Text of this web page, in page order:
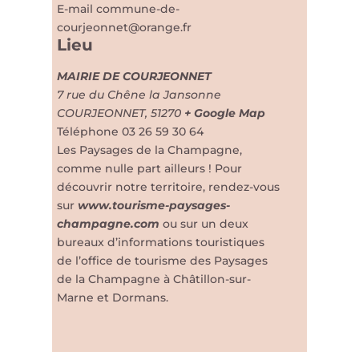
Lieu
MAIRIE DE COURJEONNET
7 rue du Chêne la Jansonne
COURJEONNET, 51270 + Google Map
Téléphone 03 26 59 30 64
Les Paysages de la Champagne,
comme nulle part ailleurs ! Pour
découvrir notre territoire, rendez-vous
sur www.tourisme-paysages-
champagne.com ou sur un deux
bureaux d’informations touristiques
de l’office de tourisme des Paysages
de la Champagne à Châtillon-sur-
Marne et Dormans.
E-mailcommune-de-
courjeonnet@orange.fr